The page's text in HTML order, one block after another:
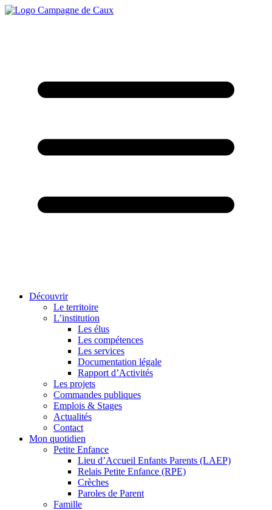
Découvrir
Le territoire
L’institution
Les élus
Les compétences
Les services
Documentation légale
Rapport d’Activités
Les projets
Commandes publiques
Emplois & Stages
Actualités
Contact
Mon quotidien
Petite Enfance
Lieu d’Accueil Enfants Parents (LAEP)
Relais Petite Enfance (RPE)
Crèches
Paroles de Parent
Famille